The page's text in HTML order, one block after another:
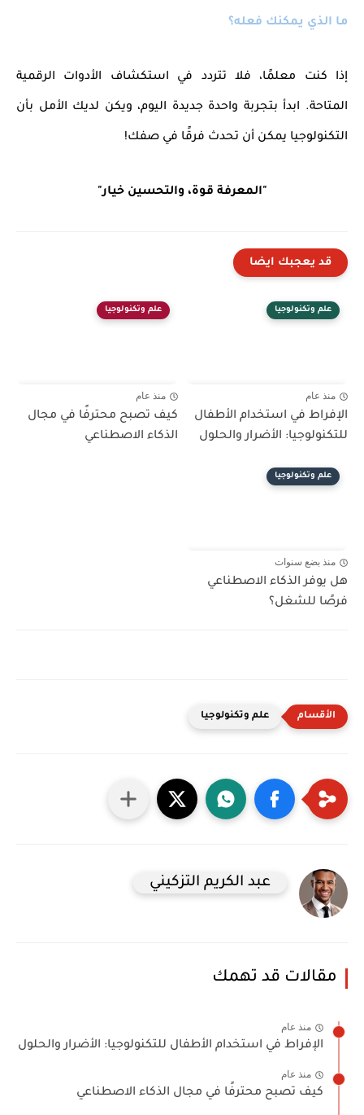
ما الذي يمكنك فعله؟
إذا كنت معلمًا، فلا تتردد في استكشاف الأدوات الرقمية
المتاحة. ابدأ بتجربة واحدة جديدة اليوم، ويكن لديك الأمل بأن
التكنولوجيا يمكن أن تحدث فرقًا في صفك!
"المعرفة قوة، والتحسين خيار"
قد يعجبك ايضا
علم وتكنولوجيا
منذ عام
الإفراط في استخدام الأطفال
للتكنولوجيا: الأضرار والحلول
علم وتكنولوجيا
منذ عام
كيف تصبح محترفًا في مجال
الذكاء الاصطناعي
علم وتكنولوجيا
منذ بضع سنوات
هل يوفر الذكاء الاصطناعي
فرصًا للشغل؟
علم وتكنولوجيا
عبد الكريم التزكيني
مقالات قد تهمك
منذ عام
الإفراط في استخدام الأطفال للتكنولوجيا: الأضرار والحلول
منذ عام
كيف تصبح محترفًا في مجال الذكاء الاصطناعي